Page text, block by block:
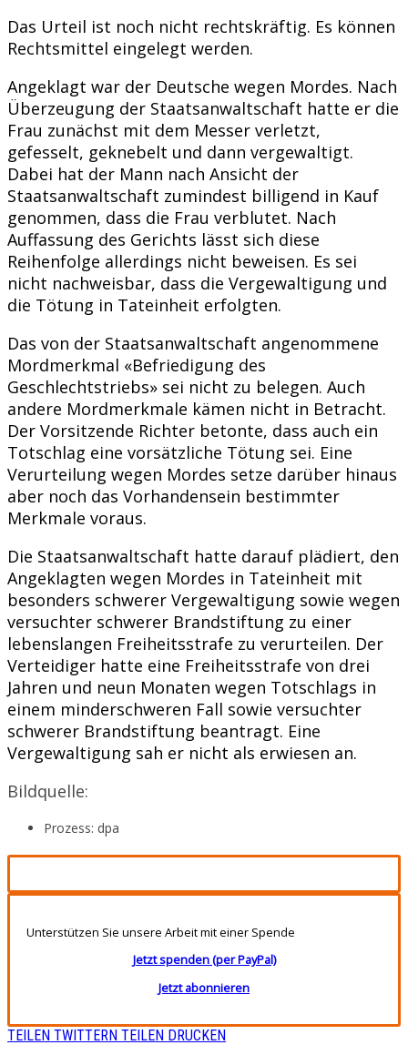
Das Urteil ist noch nicht rechtskräftig. Es können
Rechtsmittel eingelegt werden.
Angeklagt war der Deutsche wegen Mordes. Nach
Überzeugung der Staatsanwaltschaft hatte er die
Frau zunächst mit dem Messer verletzt,
gefesselt, geknebelt und dann vergewaltigt.
Dabei hat der Mann nach Ansicht der
Staatsanwaltschaft zumindest billigend in Kauf
genommen, dass die Frau verblutet. Nach
Auffassung des Gerichts lässt sich diese
Reihenfolge allerdings nicht beweisen. Es sei
nicht nachweisbar, dass die Vergewaltigung und
die Tötung in Tateinheit erfolgten.
Das von der Staatsanwaltschaft angenommene
Mordmerkmal «Befriedigung des
Geschlechtstriebs» sei nicht zu belegen. Auch
andere Mordmerkmale kämen nicht in Betracht.
Der Vorsitzende Richter betonte, dass auch ein
Totschlag eine vorsätzliche Tötung sei. Eine
Verurteilung wegen Mordes setze darüber hinaus
aber noch das Vorhandensein bestimmter
Merkmale voraus.
Die Staatsanwaltschaft hatte darauf plädiert, den
Angeklagten wegen Mordes in Tateinheit mit
besonders schwerer Vergewaltigung sowie wegen
versuchter schwerer Brandstiftung zu einer
lebenslangen Freiheitsstrafe zu verurteilen. Der
Verteidiger hatte eine Freiheitsstrafe von drei
Jahren und neun Monaten wegen Totschlags in
einem minderschweren Fall sowie versuchter
schwerer Brandstiftung beantragt. Eine
Vergewaltigung sah er nicht als erwiesen an.
Bildquelle:
Prozess: dpa
Unterstützen Sie unsere Arbeit mit einer Spende
Jetzt spenden (per PayPal)
Jetzt abonnieren
TEILEN TWITTERN TEILEN DRUCKEN